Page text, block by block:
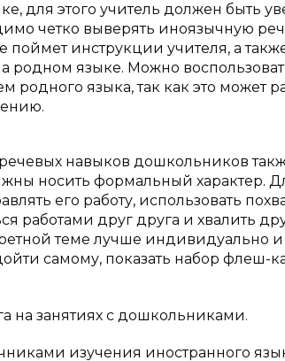
для этого учитель должен быть
четко выверять иноязычную
инструкции учителя, а также
родном языке. Можно
родного языка, так как это может
навыков дошкольников
носить формальный характер.
его работу, использовать
работами друг друга и хвалить
теме лучше индивидуально
самому, показать набор флеш-
на занятиях с дошкольниками.
изучения иностранного